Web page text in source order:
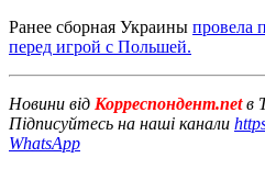
Ранее сборная Украины провела
перед игрой с Польшей.
Новини від Корреспондент.netв
Підписуйтесь на наші канали
WhatsApp